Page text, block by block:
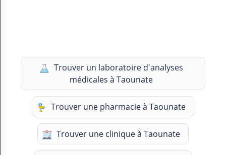
Trouver un laboratoire d'analyses
médicales à Taounate
Trouver une pharmacie à Taounate
Trouver une clinique à Taounate